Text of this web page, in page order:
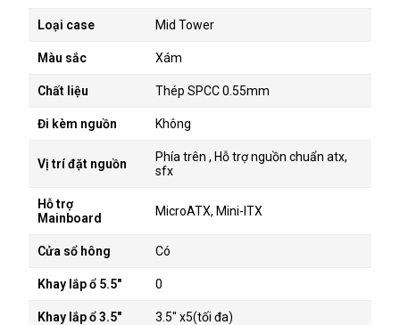
Loại case Mid Tower
Màu sắc Xám
Chất liệu Thép SPCC 0.55mm
Đi kèm nguồn Không
Vị trí đặt nguồn
Phía trên , Hỗ trợ nguồn chuẩn atx,
sfx
Hỗ trợ
Mainboard
MicroATX, Mini-ITX
Cửa sổ hông Có
Khay lắp ổ 5.5" 0
Khay lắp ổ 3.5" 3.5'' x5(tối đa)